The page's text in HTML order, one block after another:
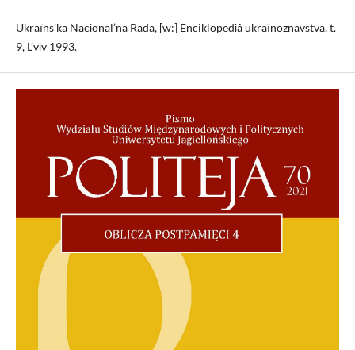
Ukraїns’ka Nacіonal’na Rada, [w:] Enciklopedіâ ukraїnoznavstva, t.
9, L’vіv 1993.